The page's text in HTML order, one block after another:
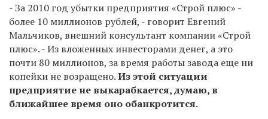
- За 2010 год убытки предприятия «Строй плюс» -
более 10 миллионов рублей, - говорит Евгений
Мальчиков, внешний консультант компании «Строй
плюс». - Из вложенных инвесторами денег, а это
почти 80 миллионов, за время работы завода еще ни
копейки не возращено.Из этой ситуации
предприятие не выкарабкается, думаю, в
ближайшее время оно обанкротится.